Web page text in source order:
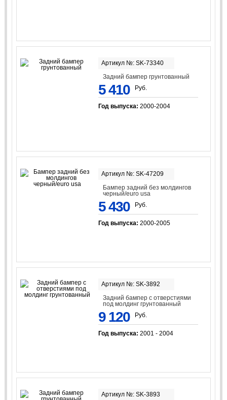
Артикул №: SK-73340
Задний бампер грунтованный
5 410 Руб.
Год выпуска: 2000-2004
Артикул №: SK-47209
Бампер задний без молдингов
черный/euro usa
5 430 Руб.
Год выпуска: 2000-2005
Артикул №: SK-3892
Задний бампер с отверстиями
под молдинг грунтованный
9 120 Руб.
Год выпуска: 2001 - 2004
Артикул №: SK-3893